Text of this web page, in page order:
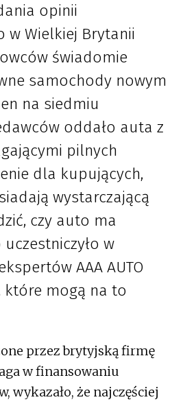
opinii
w Wielkiej Brytanii
świadomie
samochody nowym
na siedmiu
oddało auta z
pilnych
dla kupujących,
wystarczającą
czy auto ma
w
AAA AUTO
które mogą na to
przez brytyjską firmę
w finansowaniu
wykazało, że najczęściej